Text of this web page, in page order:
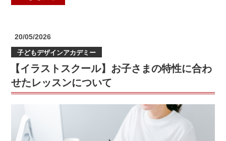
学
塾
に
通
わ
せ
た
方
投
日:
20/05/2026
子どもデザインアカデミー
【イラストスクール】お子さまの特性に合わ
せたレッスンについて